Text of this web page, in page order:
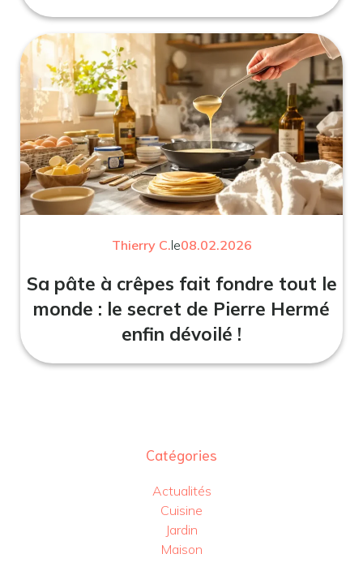
Thierry C.le08.02.2026
Sa pâte à crêpes fait fondre tout le
monde : le secret de Pierre Hermé
enfin dévoilé !
Catégories
Actualités
Cuisine
Jardin
Maison